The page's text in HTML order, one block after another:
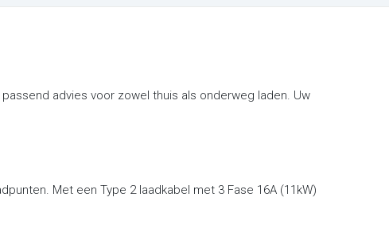
advies voor zowel thuis als onderweg laden. Uw
Met een Type 2 laadkabel met 3 Fase 16A (11kW)